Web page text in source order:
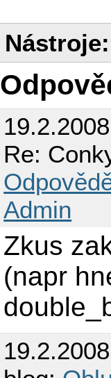
Nástroje:
Re:
Admin
Zkus
(napr